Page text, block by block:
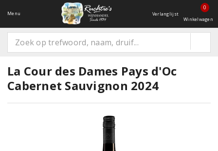
Menu Verlanglijst
0
Winkelwagen
La Cour des Dames Pays d'Oc
Cabernet Sauvignon 2024